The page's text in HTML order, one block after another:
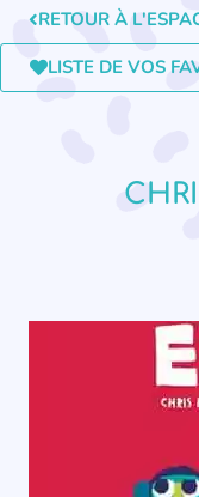
RETOUR À
LISTE DE VOS